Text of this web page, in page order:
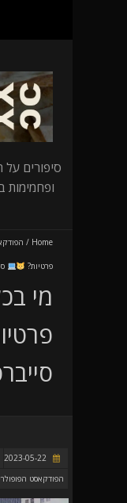
סיפורים
ופחמימות
Home
/
פרטיות?
מי
הפודקאסט